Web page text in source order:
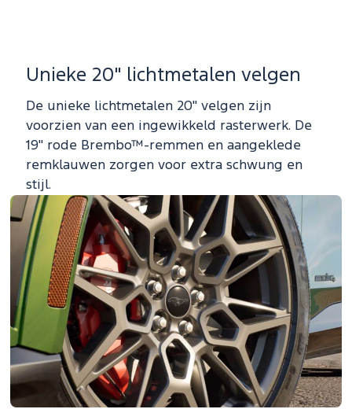
Unieke 20" lichtmetalen velgen
De unieke lichtmetalen 20" velgen zijn
voorzien van een ingewikkeld rasterwerk. De
19" rode Brembo™-remmen en aangeklede
remklauwen zorgen voor extra schwung en
stijl.